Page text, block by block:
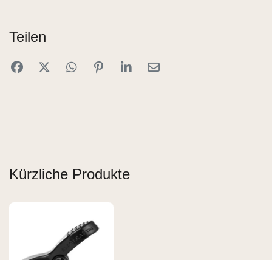
Teilen
Kürzliche Produkte